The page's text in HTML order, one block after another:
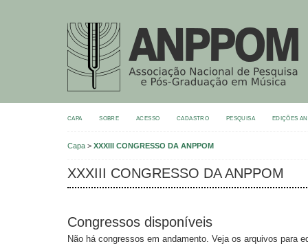
CAPA SOBRE ACESSO CADASTRO PESQUISA EDIÇÕES
Capa > XXXIII CONGRESSO DA ANPPOM
XXXIII CONGRESSO DA ANPPOM
Congressos disponíveis
Não há congressos em andamento. Veja os arquivos para